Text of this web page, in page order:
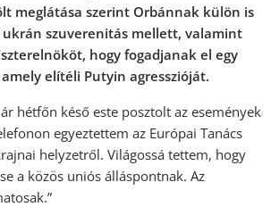
meglátása szerint Orbánnak külön is
szuverenitás mellett, valamint
hogy fogadjanak el egy
elítéli Putyin agresszióját.
hétfőn késő este posztolt az események
egyeztettem az Európai Tanács
helyzetről. Világossá tettem, hogy
a közös uniós álláspontnak. Az